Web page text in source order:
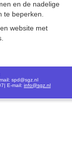
en de nadelige
te beperken.
website met
spd@sgz.nl
E-mail: info@sgz.nl